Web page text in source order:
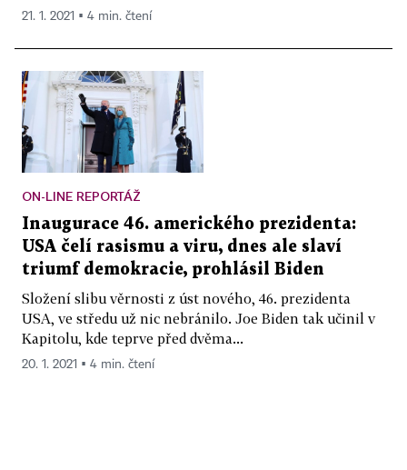
21. 1. 2021 ▪ 4 min. čtení
ON-LINE REPORTÁŽ
Inaugurace 46. amerického prezidenta:
USA čelí rasismu a viru, dnes ale slaví
triumf demokracie, prohlásil Biden
Složení slibu věrnosti z úst nového, 46. prezidenta
USA, ve středu už nic nebránilo. Joe Biden tak učinil v
Kapitolu, kde teprve před dvěma...
20. 1. 2021 ▪ 4 min. čtení